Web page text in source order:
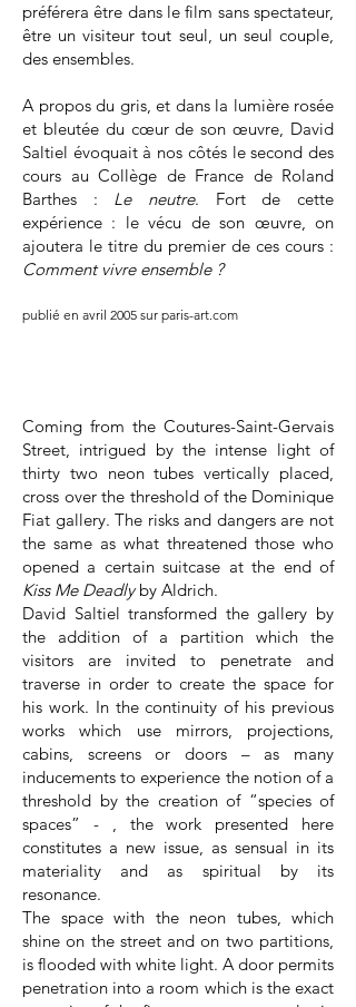
préférera être dans le film sans spectateur,
être un visiteur tout seul, un seul couple,
des ensembles.
A propos du gris, et dans la lumière rosée
et bleutée du cœur de son œuvre, David
Saltiel évoquait à nos côtés le second des
cours au Collège de France de Roland
Barthes : Le neutre. Fort de cette
expérience : le vécu de son œuvre, on
ajoutera le titre du premier de ces cours :
Comment vivre ensemble ?
publié en avril 2005 sur paris-art.com
Coming from the Coutures-Saint-Gervais
Street, intrigued by the intense light of
thirty two neon tubes vertically placed,
cross over the threshold of the Dominique
Fiat gallery. The risks and dangers are not
the same as what threatened those who
opened a certain suitcase at the end of
Kiss Me Deadlyby Aldrich.
David Saltiel transformed the gallery by
the addition of a partition which the
visitors are invited to penetrate and
traverse in order to create the space for
his work. In the continuity of his previous
works which use mirrors, projections,
cabins, screens or doors – as many
inducements to experience the notion of a
threshold by the creation of “species of
spaces” - , the work presented here
constitutes a new issue, as sensual in its
materiality and as spiritual by its
resonance.
The space with the neon tubes, which
shine on the street and on two partitions,
is flooded with white light. A door permits
penetration into a room which is the exact